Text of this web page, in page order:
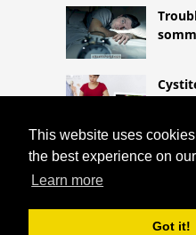
This website uses
the best experience on
Learn more
Got it!
HTTPS://